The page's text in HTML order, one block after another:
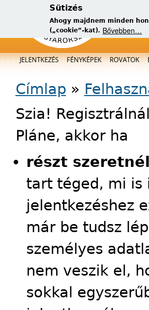
Sütizés
Ahogy majdnem minden
(„cookie”-kat). Bővebben…
Főmenü
JELENTKEZÉS FÉNYKÉPEK ROVATOK
Jelenlegi hely
Címlap »
Szia!
Pláne, akkor ha
részt
tart téged, mi is
jelentkezéshez
már be tudsz
személyes
nem veszik el,
sokkal